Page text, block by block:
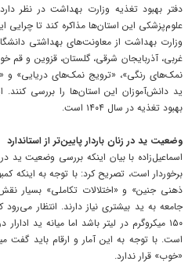
دفتر بهبود تغذیه وزارت بهداشت در نظر
علوم‌پزشکی این استان‌ها مذاکره کند تا
وزارت بهداشت از معاونت‌های بهداشتی
غربی، آذربایجان شرقی، گلستان، قزوین و قم
نمک‌های رنگی»، «ترویج نمک‌های دریایی» و
ید دانش‌آموزان این استان‌ها را بررسی
بهبود تغذیه در سال ۱۴۰۴ است.
وضعیت ید در زنان باردار پایین‌تر از استاندارد
اسماعیل‌زاده با بیان اینکه بررسی وضعیت ید
برخوردار است، تصریح کرد: با توجه به اینکه
ذهنی جنین» و «اختلالات تکاملی» بسیار نقش
جامعه به ید بیشتری نیاز دارند. انتظار می‌رود
است. با توجه به این آمار و ارقام باید گفت
«خوب» قرار ندارد.